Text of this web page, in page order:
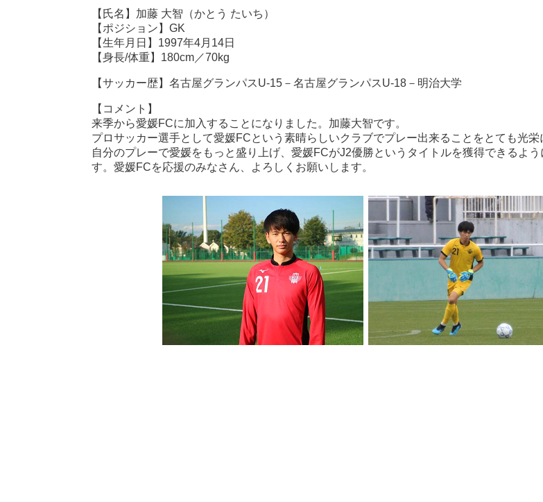
【氏名】加藤 大智（かとう たいち）
【ポジション】GK
【生年月日】1997年4月14日
【身長/体重】180cm／70kg
【サッカー歴】名古屋グランパスU-15－名古屋グランパスU-18－明治大学
【コメント】
来季から愛媛FCに加入することになりました。加藤大智です。
プロサッカー選手として愛媛FCという素晴らしいクラブでプレー出来ることをとても光栄
自分のプレーで愛媛をもっと盛り上げ、愛媛FCがJ2優勝というタイトルを獲得できるよう
す。愛媛FCを応援のみなさん、よろしくお願いします。